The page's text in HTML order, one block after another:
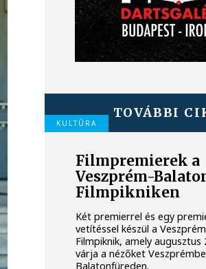
TOVÁBBI
KULTÚRA
Filmpremierek a
Veszprém-
Filmpikniken
Két premierrel és egy
vetítéssel készül a
Filmpiknik, amely augusztus
várja a nézőket
Balatonfüreden.